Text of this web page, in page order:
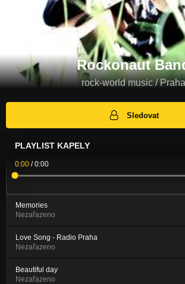
Rockonaut
rock-world music / Praha
Sledovat
PLAYLIST KAPELY
0:00 /0:00
Memories
Nezařazeno
Love Song - Radio Praha
Nezařazeno
Beautiful day
Nezařazeno